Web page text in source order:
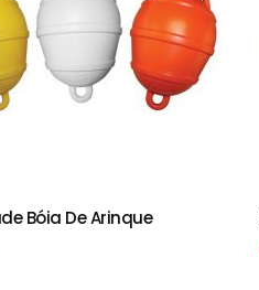
Bóia De Arinque